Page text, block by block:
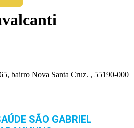
bairro Nova Santa Cruz. , 55190-000
SÃO GABRIEL